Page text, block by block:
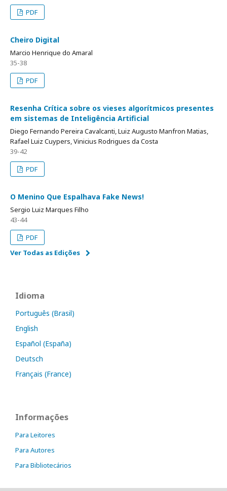
PDF
Cheiro Digital
Marcio Henrique do Amaral
35-38
PDF
Resenha Crítica sobre os vieses algorítmicos presentes
em sistemas de Inteligência Artificial
Diego Fernando Pereira Cavalcanti, Luiz Augusto Manfron Matias,
Rafael Luiz Cuypers, Vinicius Rodrigues da Costa
39-42
PDF
O Menino Que Espalhava Fake News!
Sergio Luiz Marques Filho
43-44
PDF
Ver Todas as Edições
Idioma
Português (Brasil)
English
Español (España)
Deutsch
Français (France)
Informações
Para Leitores
Para Autores
Para Bibliotecários